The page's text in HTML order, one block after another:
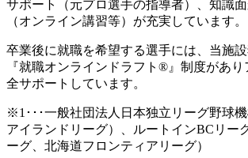
サポート（元プロ選手の指導者）、知識
（オンライン講習等）が充実しています。
卒業後に就職を希望する選手には、当施
『就職オンラインドラフト®』制度があ
全サポートしています。
※1･･･一般社団法人日本独立リーグ野球
アイランドリーグ）、ルートインBCリー
ーグ、北海道フロンティアリーグ）